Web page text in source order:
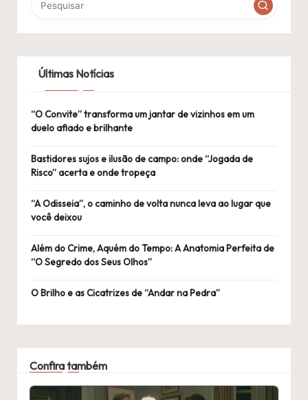
Últimas Notícias
“O Convite” transforma um jantar de vizinhos em um
duelo afiado e brilhante
Bastidores sujos e ilusão de campo: onde “Jogada de
Risco” acerta e onde tropeça
“A Odisseia”, o caminho de volta nunca leva ao lugar que
você deixou
Além do Crime, Aquém do Tempo: A Anatomia Perfeita de
“O Segredo dos Seus Olhos”
O Brilho e as Cicatrizes de “Andar na Pedra”
Confira também